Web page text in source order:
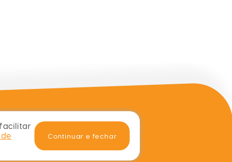
Continuar e fechar